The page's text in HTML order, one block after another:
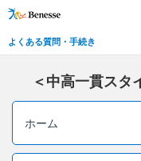
よくある質問・手続き
よくある質問・手
登録情報の変更・各
会員ページへロ
＜中高一貫スタ
ホーム